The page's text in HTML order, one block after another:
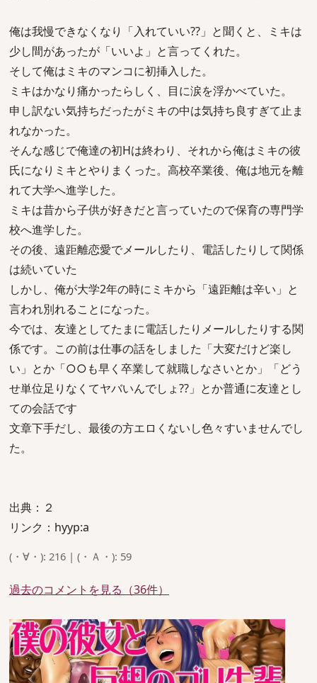
俺は我慢できなくなり「入れていい??」と聞くと、ミキは
少し間があったが「いいよ」と言ってくれた。
そして俺はミキのマンコに初挿入した。
ミキはかなり痛かったらしく、目に涙を浮かべていた。
申し訳ない気持ちだったがミキの中は気持ち良すぎて止ま
れなかった。
そんな感じで俺達の初Hは終わり、それから俺はミキの彼
氏になりミキとやりまくった。高校卒業後、俺は地元を離
れて大学へ進学した。
ミキは昔から子供が好きだと言っていたので保育の専門学
校へ進学した。
その後、遠距離恋愛でメールしたり、電話したりして関係
は続いていた
しかし、俺が大学2年の時にミキから「遠距離は辛い」と
言われ別れることになった。
今では、友達としてたまに電話したりメールしたりする関
係です。この前は仕事の話をしました「大変だけど楽し
い」とか「○○も早く卒業して就職しなさいとか」「どう
せ単位足りなくてヤバいんでしょ??」とか普通に友達とし
ての会話です
文章下手だし、最後の方エロくないし色々すいませんでし
た。
出典：２
リンク：hyyp:a
(・∀・): 216 | (・Ａ・): 59
過去のコメントを見る（36件）